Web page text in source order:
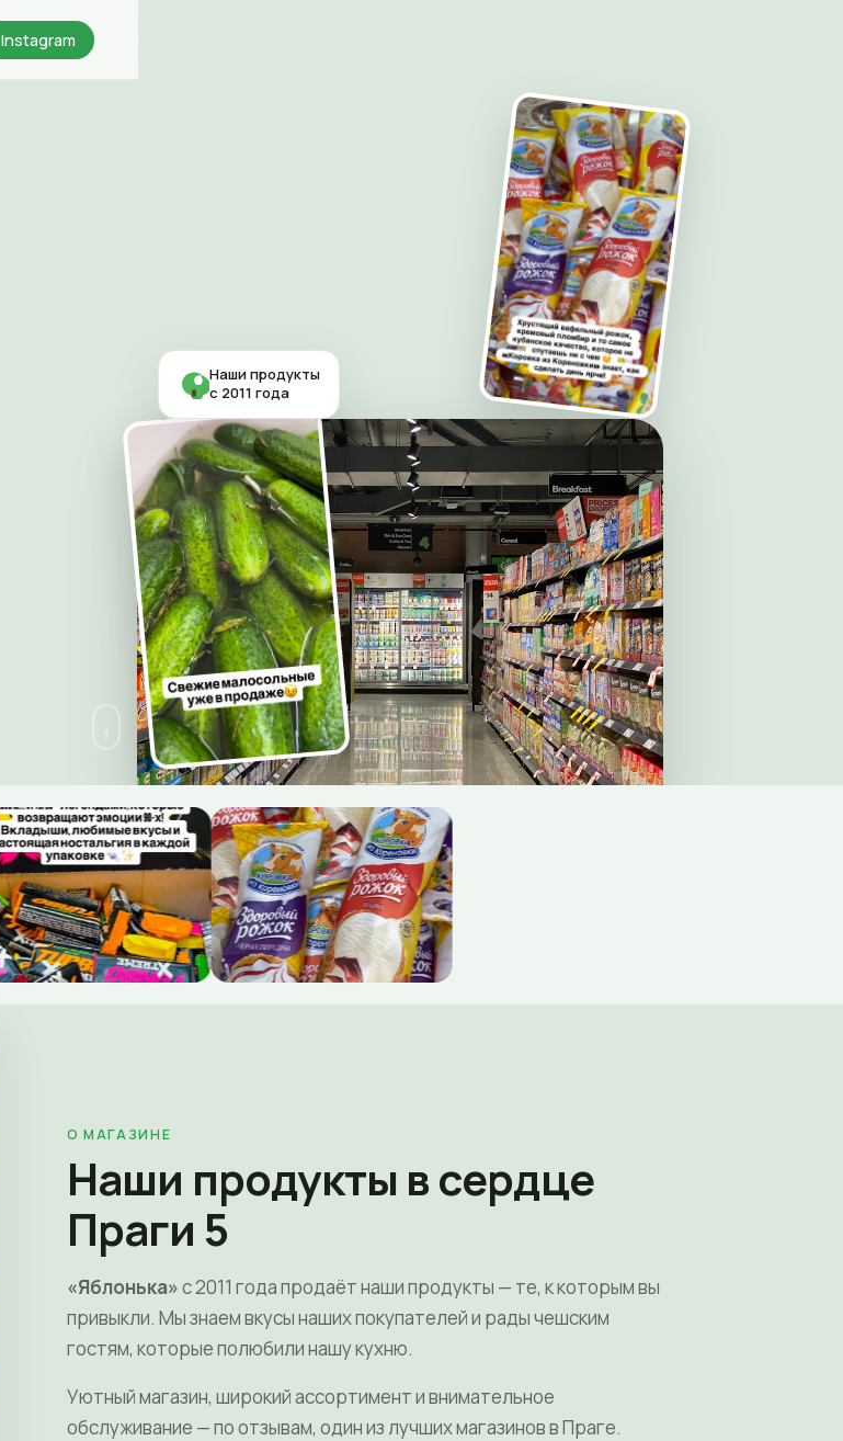
Instagram
Наши продукты
с 2011 года
О МАГАЗИНЕ
Наши продукты в сердце
Праги 5
«Яблонька»с 2011 года продаёт наши продукты — те, к которым вы
привыкли. Мы знаем вкусы наших покупателей и рады чешским
гостям, которые полюбили нашу кухню.
Уютный магазин, широкий ассортимент и внимательное
обслуживание — по отзывам, один из лучших магазинов в Праге.